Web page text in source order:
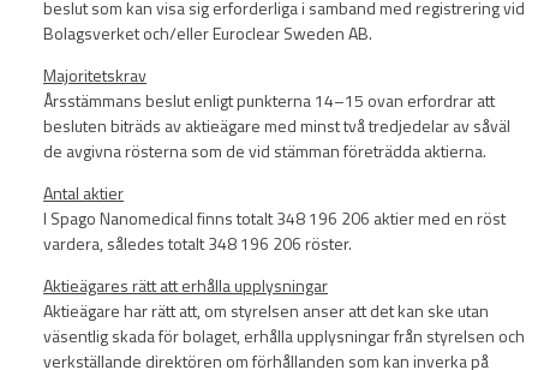
beslut som kan visa sig erforderliga i samband med registrering vid
Bolagsverket och/eller Euroclear Sweden AB.
Majoritetskrav
Årsstämmans beslut enligt punkterna 14–15 ovan erfordrar att
besluten biträds av aktieägare med minst två tredjedelar av såväl
de avgivna rösterna som de vid stämman företrädda aktierna.
Antal aktier
I Spago Nanomedical finns totalt 348 196 206 aktier med en röst
vardera, således totalt 348 196 206 röster.
Aktieägares rätt att erhålla upplysningar
Aktieägare har rätt att, om styrelsen anser att det kan ske utan
väsentlig skada för bolaget, erhålla upplysningar från styrelsen och
verkställande direktören om förhållanden som kan inverka på